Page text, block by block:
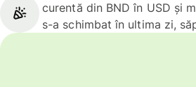
curentă din BND în USD și
s-a schimbat în ultima zi,